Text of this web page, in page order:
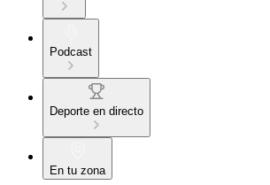
Podcast
Deporte en directo
En tu zona